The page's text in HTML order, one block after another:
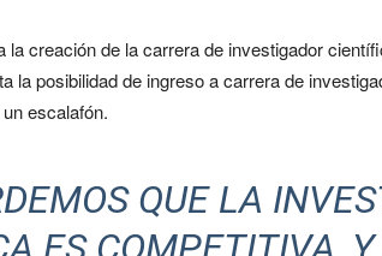
la creación de la carrera de investigador
la posibilidad de ingreso a carrera de
escalafón.
QUE LA